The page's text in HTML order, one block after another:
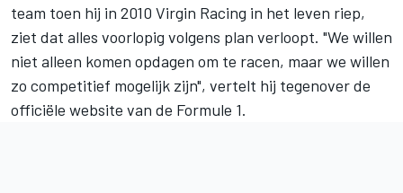
team toen hij in 2010 Virgin Racing in het leven riep,
ziet dat alles voorlopig volgens plan verloopt. "We willen
niet alleen komen opdagen om te racen, maar we willen
zo competitief mogelijk zijn", vertelt hij tegenover de
officiële website van de Formule 1.